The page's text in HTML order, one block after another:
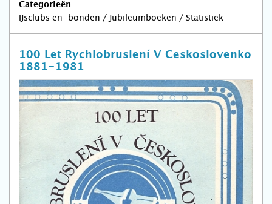
Categorieën
IJsclubs en -bonden / Jubileumboeken / Statistiek
100 Let Rychlobruslení V Ceskoslovenko
1881-1981